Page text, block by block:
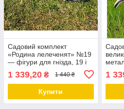
Садовий комплект
«Родина лелеченят» №19
— фігури для гнізда, 19 і
1 339,20 ₴ 1 440 ₴
Купити
1